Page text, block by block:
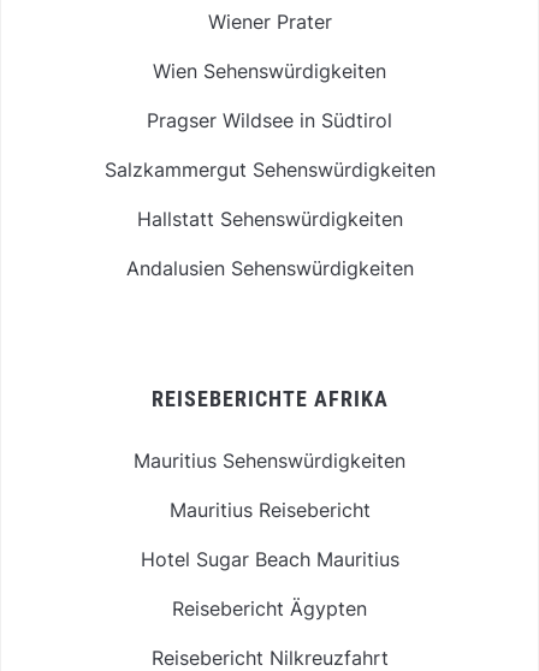
Wiener Prater
Wien Sehenswürdigkeiten
Pragser Wildsee in Südtirol
Salzkammergut Sehenswürdigkeiten
Hallstatt Sehenswürdigkeiten
Andalusien Sehenswürdigkeiten
REISEBERICHTE AFRIKA
Mauritius Sehenswürdigkeiten
Mauritius Reisebericht
Hotel Sugar Beach Mauritius
Reisebericht Ägypten
Reisebericht Nilkreuzfahrt